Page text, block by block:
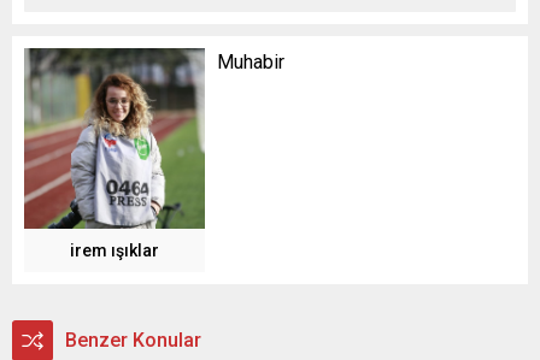
irem ışıklar
Muhabir
Benzer Konular